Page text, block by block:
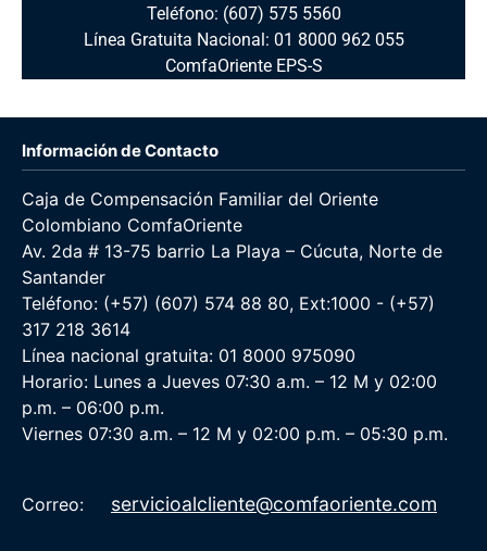
Teléfono: (607) 575 5560
Línea Gratuita Nacional: 01 8000 962 055
ComfaOriente EPS-S
Información de Contacto
Caja de Compensación Familiar del Oriente
Colombiano ComfaOriente
Av. 2da # 13-75 barrio La Playa – Cúcuta, Norte de
Santander
Teléfono: (+57) (607) 574 88 80, Ext:1000 - (+57)
317 218 3614
Línea nacional gratuita: 01 8000 975090
Horario: Lunes a Jueves 07:30 a.m. – 12 M y 02:00
p.m. – 06:00 p.m.
Viernes 07:30 a.m. – 12 M y 02:00 p.m. – 05:30 p.m.
Correo: servicioalcliente@comfaoriente.com